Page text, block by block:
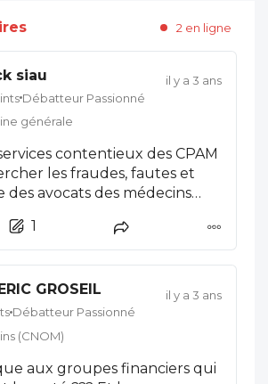
2 en ligne
siau
Débatteur Passionné
générale
il y a 3 ans
contentieux des CPAM
les fraudes, fautes et
déconventionnement aux
et pas uniquement aux
1
GROSEIL
Débatteur Passionné
(CNOM)
il y a 3 ans
aux groupes financiers qui